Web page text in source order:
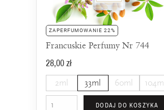
ZAPERFUMOWANIE 22%
Francuskie Perfumy Nr 744
28,00 zł
2ml 33ml 60ml 104ml
DODAJ DO KOSZYKA